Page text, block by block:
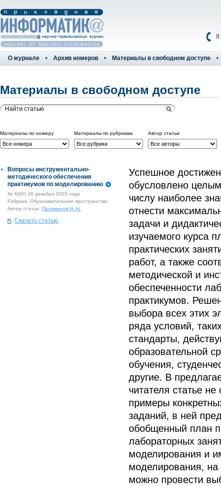
8
О журнале Архив номеров Материалы в свободном доступе
Материалы в свободном доступе
Материалы по номеру Материалы по рубрикам Автор статьи
Вопросы инструментально-
методического обеспечения
практикумов по моделированию
№ 6(90) 28 декабря 2020 года
Рубрика: Образовательное пространство
Автор статьи: Прокимнов Н. Н.
Скачать статью
Успешное
обусловлено
числу наиболее
отнести
задачи и
изучаемого курса
практических
работ, а также
методической и
обеспеченности
практикумов.
выбора всех этих
ряда условий,
стандарты,
образовательной
обучения,
другие. В
читателя статье не
примеры
заданий, в ней
обобщенный план
лабораторных
моделирования и
моделирования, на
можно провести